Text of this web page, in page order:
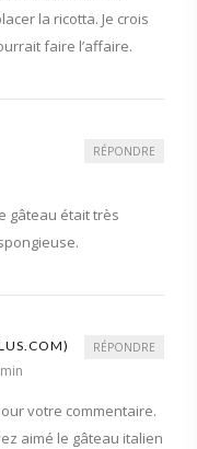
la ricotta. Je crois
faire l’affaire.
gâteau était très
RÉPONDRE
votre commentaire.
aimé le gâteau italien
RÉPONDRE